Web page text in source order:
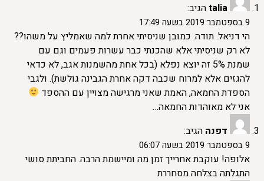
taliaהגיב:
9 בספטמבר 2019 בשעה 17:49
הי דניאל. תודה. כמובן שניסיתי אחרת למה שאמליץ על משהו??
לא רק שניסיתי אלא שהכנתי כבר עשרות פעמים וגם עם
שמנת 5% זה יוצא נפלא (בכל אחת מהשמנות אגב, לא כדאי
להגזים אלא למרוח שכבה דקה אחרת הגבינה גולשת). ולגבי
הספדת החמאה, האמת שאני מרגישה מצויין עם ההספד
אני לא מאוהדות החמאה…
דפנה הגיב:
9 בספטמבר 2019 בשעה 06:07
אלופה! עוקבת אחרייך זמן מה ומיישמת הרבה. החביתת סושי
התגלתה בצלחה מסחררת